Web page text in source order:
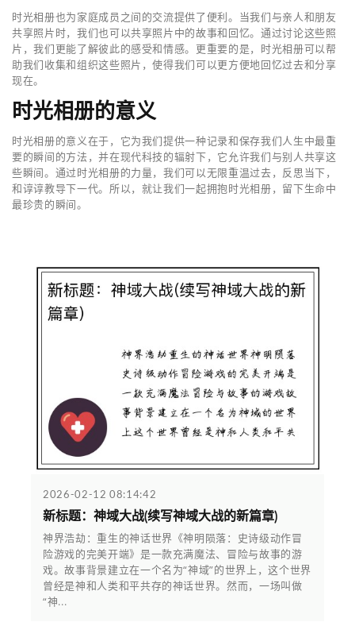
时光相册也为家庭成员之间的交流提供了便利。当我们与亲人和朋友
共享照片时，我们也可以共享照片中的故事和回忆。通过讨论这些照
片，我们更能了解彼此的感受和情感。更重要的是，时光相册可以帮
助我们收集和组织这些照片，使得我们可以更方便地回忆过去和分享
现在。
时光相册的意义
时光相册的意义在于，它为我们提供一种记录和保存我们人生中最重
要的瞬间的方法，并在现代科技的辐射下，它允许我们与别人共享这
些瞬间。通过时光相册的力量，我们可以无限重温过去，反思当下，
和谆谆教导下一代。所以，就让我们一起拥抱时光相册，留下生命中
最珍贵的瞬间。
2026-02-12 08:14:42
新标题：神域大战(续写神域大战的新篇章)
神界浩劫：重生的神话世界《神明陨落：史诗级动作冒
险游戏的完美开端》是一款充满魔法、冒险与故事的游
戏。故事背景建立在一个名为“神域”的世界上，这个世界
曾经是神和人类和平共存的神话世界。然而，一场叫做
“神...